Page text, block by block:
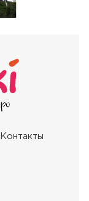
Контакты